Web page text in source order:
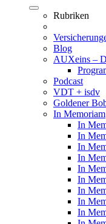
Rubriken
Blog
AUXeins –
Podcast
VDT + isdv
Goldener
In Memoriam
In
In
In
In
In
In
In
In
In